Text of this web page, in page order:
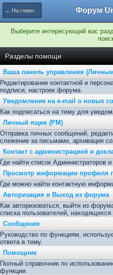
← На главную
Выберите интересующий вас
Разделы помощи
Ваша панель управления
Редактирование контактной и
подписи, настроек форума.
Уведомление на e-mail о новых
Как подписаться на тему для
Личный ящик (PM)
Отправка личных сообщений,
слежение за письмами, архивация
Контакт с администрацией и
Где найти список Администраторов
Просмотр информации профиля
Где можно найти контактную
Авторизация и Выход из форума
Как авторизоваться, выйти из
списка пользователей,
Сообщения
Руководство по функциям,
ответа в тему.
Помощник
Полный справочник по
функции.